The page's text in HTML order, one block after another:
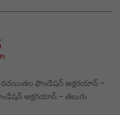
ఫౌండేషన్ అక్షరయాన్ –
అక్షరయాన్ – తెలుగు